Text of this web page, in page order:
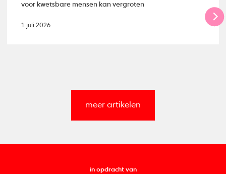
voor kwetsbare mensen kan vergroten
1 juli 2026
meer artikelen
in opdracht van